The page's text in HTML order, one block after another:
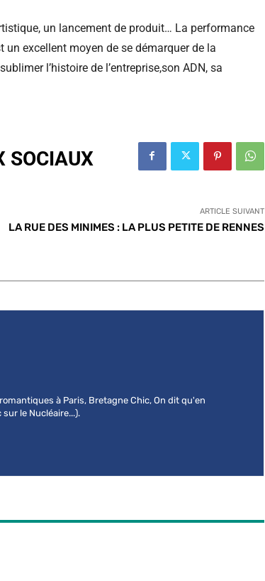
un lancement de produit… La performance
un excellent moyen de se démarquer de la
l’histoire de l’entreprise,son ADN, sa
SOCIAUX
ARTICLE SUIVANT
LA RUE DES MINIMES : LA PLUS PETITE DE RENNES
à Paris, Bretagne Chic, On dit qu'en
le Nucléaire...).